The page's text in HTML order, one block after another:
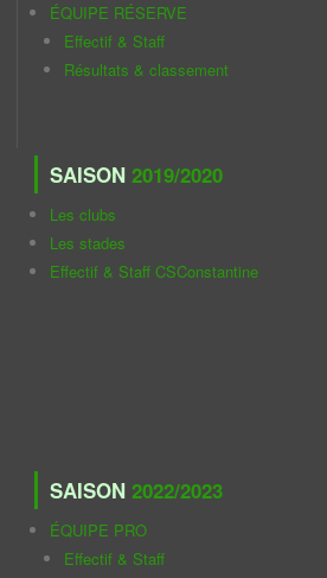
ÉQUIPE RÉSERVE
Effectif & Staff
Résultats & classement
SAISON 2019/2020
Les clubs
Les stades
Effectif & Staff CSConstantine
SAISON 2022/2023
ÉQUIPE PRO
Effectif & Staff